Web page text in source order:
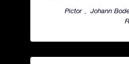
Pictor 、Johann